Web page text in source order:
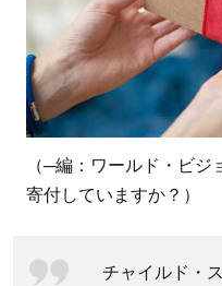
る
2.2.1
手軽で
便利な
ー
2.3
イル
（─編：ワールド・ビ
寄付していますか？）
チャイルド・